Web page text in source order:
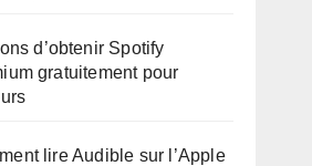
d’obtenir Spotify
gratuitement pour
lire Audible sur l’Apple